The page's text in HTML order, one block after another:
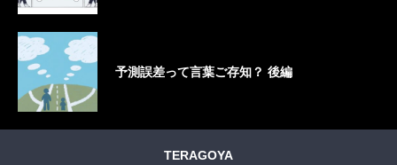
予測誤差って言葉ご存知？ 後編
TERAGOYA